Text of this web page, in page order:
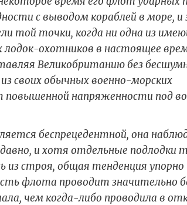
с выводом кораблей в море, и
той точки, когда ни одна из
лодок-охотников в настоящее
Великобританию без
своих обычных военно-морских
напряженности под
беспрецедентной, она
и хотя отдельные подлодки
из строя, общая тенденция упорно
флота проводит значительно
чем когда-либо проводила в